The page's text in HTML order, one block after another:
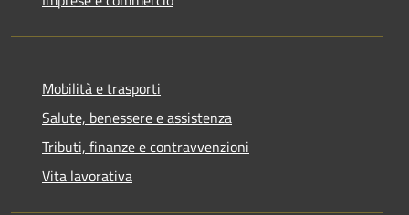
Mobilità e trasporti
Salute, benessere e assistenza
Tributi, finanze e contravvenzioni
Vita lavorativa